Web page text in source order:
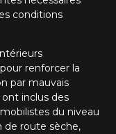
conditions
renforcer la
par mauvais
inclus des
du niveau
de route sèche,